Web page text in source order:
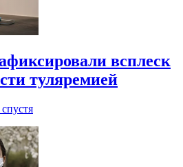
всплеск
туляремией